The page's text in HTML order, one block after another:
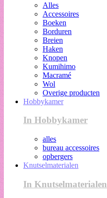
Alles
Accessoires
Boeken
Borduren
Breien
Haken
Knopen
Kumihimo
Macramé
Wol
Overige producten
Hobbykamer
In Hobbykamer
alles
bureau accessoires
opbergers
Knutselmaterialen
In Knutselmaterialen